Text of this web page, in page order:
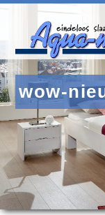
wow-